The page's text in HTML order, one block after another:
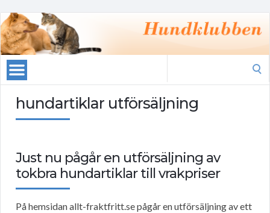
hundartiklar utförsäljning
Just nu pågår en utförsäljning av
tokbra hundartiklar till vrakpriser
På hemsidan allt-fraktfritt.se pågår en utförsäljning av ett